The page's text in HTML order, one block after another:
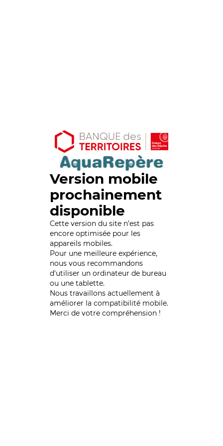
Version mobile
prochainement
disponible
Cette version du site n’est pas
encore optimisée pour les
appareils mobiles.
Pour une meilleure expérience,
nous vous recommandons
d'utiliser un ordinateur de bureau
ou une tablette.
Nous travaillons actuellement à
améliorer la compatibilité mobile.
Merci de votre compréhension !